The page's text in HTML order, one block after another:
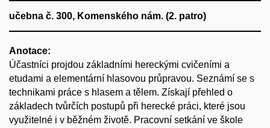
učebna č. 300, Komenského nám. (2. patro)
Anotace:
Účastníci projdou základními hereckými cvičeními a
etudami a elementární hlasovou průpravou. Seznámí se s
technikami práce s hlasem a tělem. Získají přehled o
základech tvůrčích postupů při herecké práci, které jsou
využitelné i v běžném životě. Pracovní setkání ve škole